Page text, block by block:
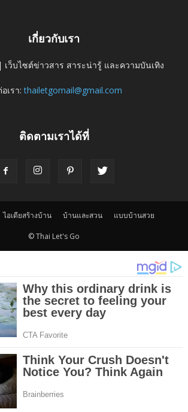
เกี่ยวกับเรา
เว็บไซต์ข่าวสาร สาระน่ารู้ และความบันเทิง
เรา:thailetgomail@gmail.com
ติดตามเราได้ที่
ไอเดียสร้างบ้าน บ้านและสวน แบบบ้านสวย
© Thai Let's Go